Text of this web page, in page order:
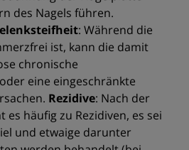
des Nagels führen.
: Während die
ist, kann die damit
chronische
eine eingeschränkte
Rezidive: Nach der
es häufig zu Rezidiven, es sei
und etwaige darunter